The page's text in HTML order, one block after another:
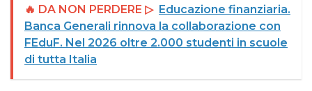
🔥 DA NON PERDERE ▷ Educazione finanziaria.
Banca Generali rinnova la collaborazione con
FEduF. Nel 2026 oltre 2.000 studenti in scuole
di tutta Italia